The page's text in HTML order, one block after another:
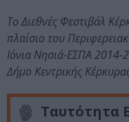
Το Διεθνές Φεστιβάλ
πλαίσιο του
Ιόνια Νησιά-ΕΣΠΑ
Δήμο Κεντρικής
Ταυτότητα